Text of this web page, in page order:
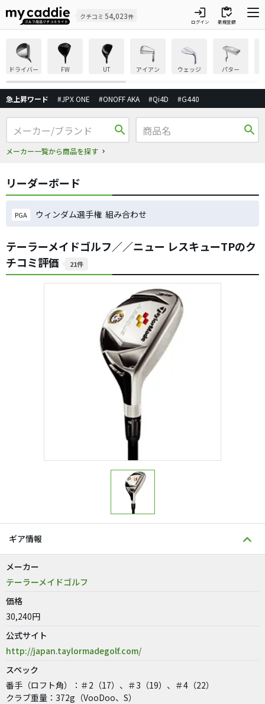
クチコミ 54,023件 login
ログイン
inventory
新規登録
ドライバー FW UT アイアン ウェッジ パター
急上昇ワード #JPX ONE #ONOFF AKA #Qi4D #G440
search
メーカー一覧から商品を探す
search
リーダーボード
PGA ウィンダム選手権 組み合わせ
テーラーメイドゴルフ／／ニュー レスキューTPのク
チコミ評価
21件
ギア情報
メーカー
テーラーメイドゴルフ
価格
30,240円
公式サイト
http://japan.taylormadegolf.com/
スペック
番手（ロフト角）：＃2（17）、＃3（19）、＃4（22）
クラブ重量：372g（VooDoo、S）